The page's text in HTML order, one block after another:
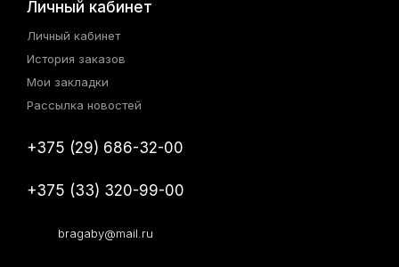
Личный кабинет
Личный кабинет
История заказов
Мои закладки
Рассылка новостей
+375 (29) 686-32-00
+375 (33) 320-99-00
bragaby@mail.ru